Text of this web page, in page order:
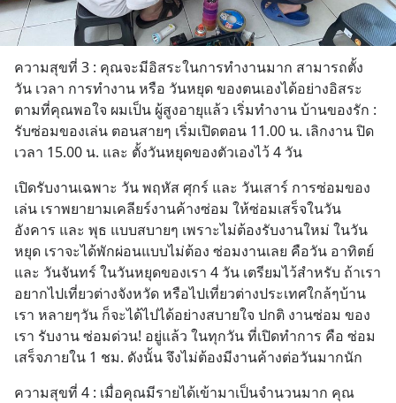
ความสุขที่ 3 : คุณจะมีอิสระในการทำงานมาก สามารถตั้ง
วัน เวลา การทำงาน หรือ วันหยุด ของตนเองได้อย่างอิสระ
ตามที่คุณพอใจ ผมเป็น ผู้สูงอายุแล้ว เริ่มทำงาน บ้านของรัก :
รับซ่อมของเล่น ตอนสายๆ เริ่มเปิดตอน 11.00 น. เลิกงาน ปิด
เวลา 15.00 น. และ ตั้งวันหยุดของตัวเองไว้ 4 วัน
เปิดรับงานเฉพาะ วัน พฤหัส ศุกร์ และ วันเสาร์ การซ่อมของ
เล่น เราพยายามเคลียร์งานค้างซ่อม ให้ซ่อมเสร็จในวัน
อังคาร และ พุธ แบบสบายๆ เพราะไม่ต้องรับงานใหม่ ในวัน
หยุด เราจะได้พักผ่อนแบบไม่ต้อง ซ่อมงานเลย คือวัน อาทิตย์
และ วันจันทร์ ในวันหยุดของเรา 4 วัน เตรียมไว้สำหรับ ถ้าเรา
อยากไปเที่ยวต่างจังหวัด หรือไปเที่ยวต่างประเทศใกล้ๆบ้าน
เรา หลายๆวัน ก็จะได้ไปได้อย่างสบายใจ ปกติ งานซ่อม ของ
เรา รับงาน ซ่อมด่วน! อยู่แล้ว ในทุกวัน ที่เปิดทำการ คือ ซ่อม
เสร็จภายใน 1 ชม. ดังนั้น จึงไม่ต้องมีงานค้างต่อวันมากนัก
ความสุขที่ 4 : เมื่อคุณมีรายได้เข้ามาเป็นจำนวนมาก คุณ